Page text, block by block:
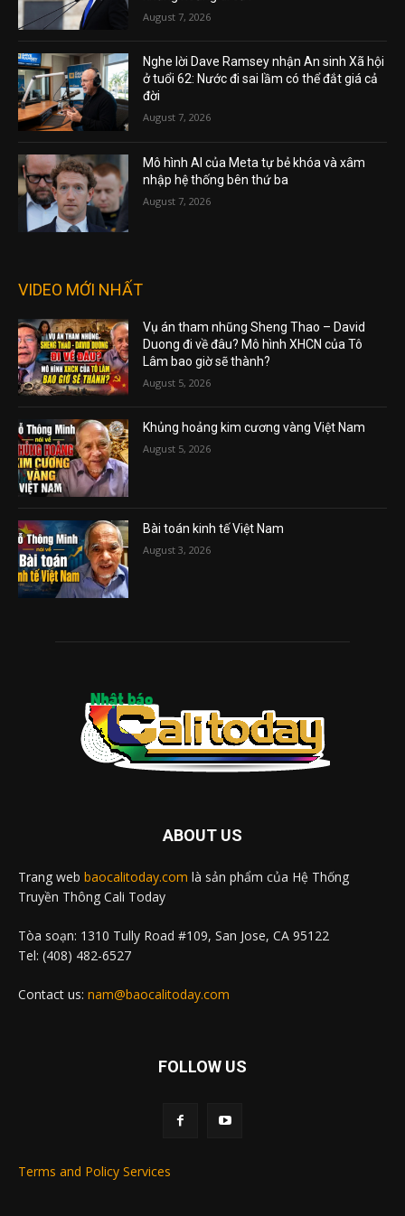
August 7, 2026
Nghe lời Dave Ramsey nhận An sinh Xã hội
ở tuổi 62: Nước đi sai lầm có thể đắt giá cả
đời
August 7, 2026
Mô hình AI của Meta tự bẻ khóa và xâm
nhập hệ thống bên thứ ba
August 7, 2026
VIDEO MỚI NHẤT
Vụ án tham nhũng Sheng Thao – David
Duong đi về đâu? Mô hình XHCN của Tô
Lâm bao giờ sẽ thành?
August 5, 2026
Khủng hoảng kim cương vàng Việt Nam
August 5, 2026
Bài toán kinh tế Việt Nam
August 3, 2026
ABOUT US
Trang web baocalitoday.com là sản phẩm của Hệ Thống
Truyền Thông Cali Today
Tòa soạn: 1310 Tully Road #109, San Jose, CA 95122
Tel: (408) 482-6527
Contact us: nam@baocalitoday.com
FOLLOW US
Terms and Policy Services